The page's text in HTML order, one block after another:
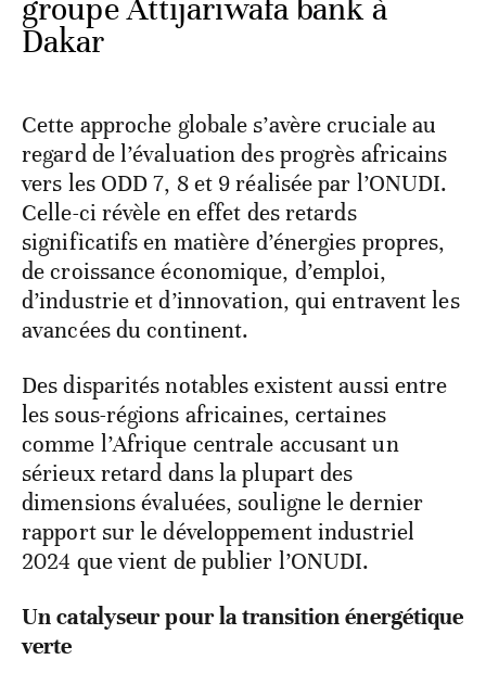
groupe Attijariwafa bank à
Dakar
Cette approche globale s’avère cruciale au
regard de l’évaluation des progrès africains
vers les ODD 7, 8 et 9 réalisée par l’ONUDI.
Celle-ci révèle en effet des retards
significatifs en matière d’énergies propres,
de croissance économique, d’emploi,
d’industrie et d’innovation, qui entravent les
avancées du continent.
Des disparités notables existent aussi entre
les sous-régions africaines, certaines
comme l’Afrique centrale accusant un
sérieux retard dans la plupart des
dimensions évaluées, souligne le dernier
rapport sur le développement industriel
2024 que vient de publier l’ONUDI.
Un catalyseur pour la transition énergétique
verte